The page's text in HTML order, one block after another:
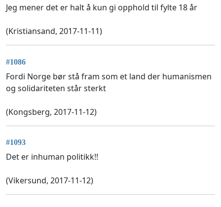
Jeg mener det er halt å kun gi opphold til fylte 18 år
(Kristiansand, 2017-11-11)
#1086
Fordi Norge bør stå fram som et land der humanismen
og solidariteten står sterkt
(Kongsberg, 2017-11-12)
#1093
Det er inhuman politikk!!
(Vikersund, 2017-11-12)